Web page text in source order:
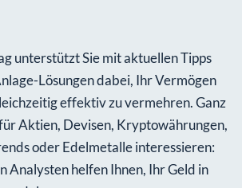
unterstützt Sie mit aktuellen Tipps
Lösungen dabei, Ihr Vermögen
effektiv zu vermehren. Ganz
Aktien, Devisen, Kryptowährungen,
oder Edelmetalle interessieren:
Analysten helfen Ihnen, Ihr Geld in